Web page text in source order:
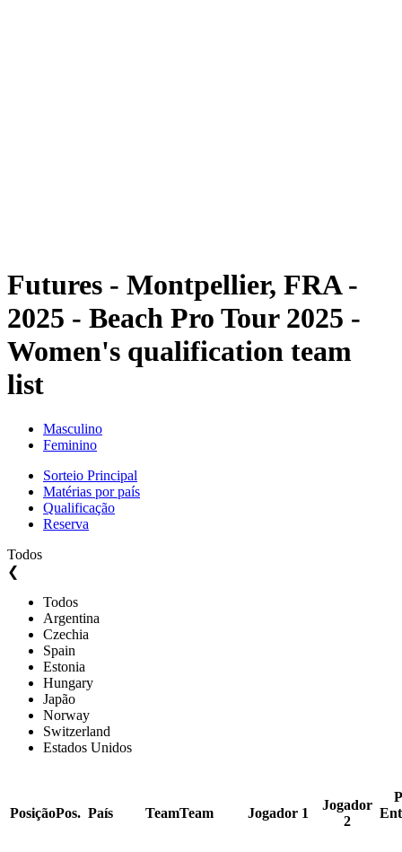
Futures - Montpellier, FRA -
2025 - Beach Pro Tour 2025 -
Women's qualification team
list
Masculino
Feminino
Sorteio Principal
Matérias por país
Qualificação
Reserva
Todos
❮
Todos
Argentina
Czechia
Spain
Estonia
Hungary
Japão
Norway
Switzerland
Estados Unidos
PosiçãoPos. País TeamTeam Jogador 1
Jogador
2